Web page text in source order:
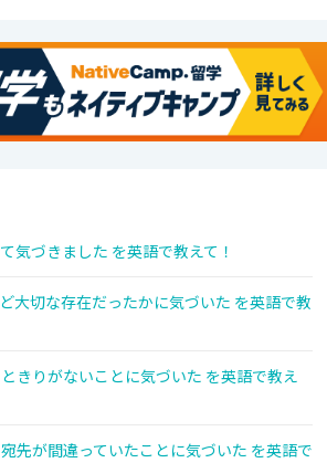
気づきました を英語で教えて！
大切な存在だったかに気づいた を英語で教
きりがないことに気づいた を英語で教え
先が間違っていたことに気づいた を英語で